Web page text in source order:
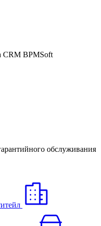
CRM BPMSoft
обслуживания